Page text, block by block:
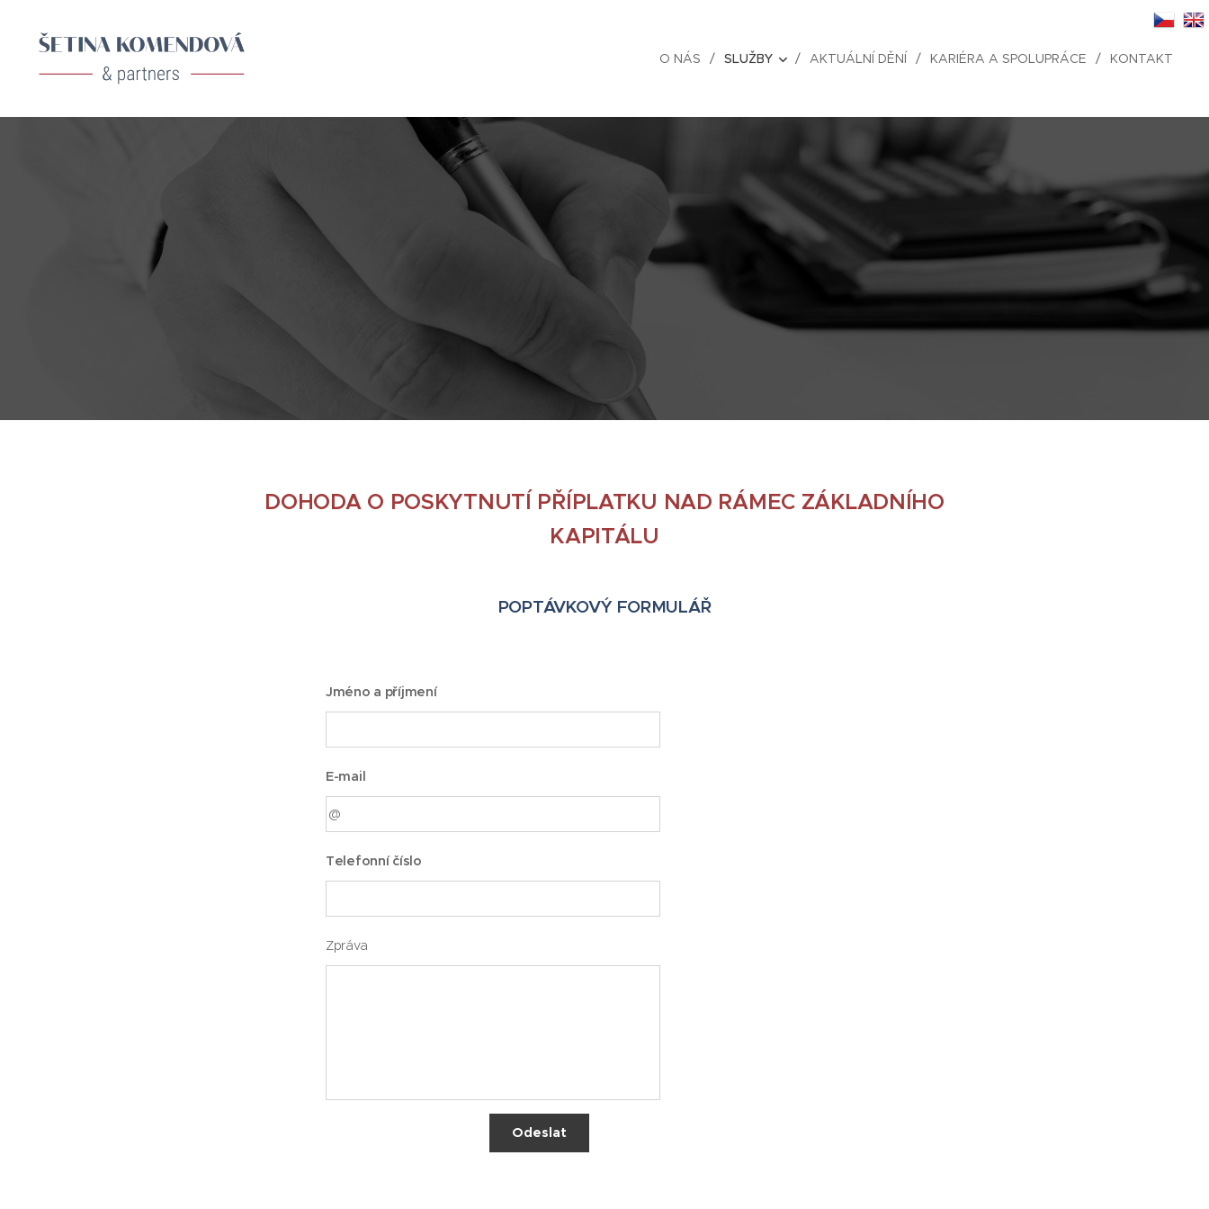
O NÁS SLUŽBY AKTUÁLNÍ DĚNÍ KARIÉRA A SPOLUPRÁCE KONTAKT
DOHODA O POSKYTNUTÍ PŘÍPLATKU NAD RÁMEC ZÁKLADNÍHO
KAPITÁLU
POPTÁVKOVÝ FORMULÁŘ
Jméno a příjmení
E-mail
Telefonní číslo
Zpráva
Odeslat